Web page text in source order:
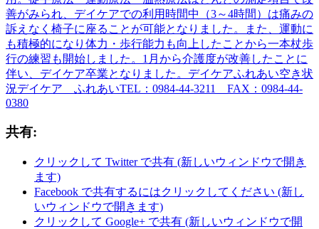
共有:
クリックして Twitter で共有 (新しいウィンドウで開き
ます)
Facebook で共有するにはクリックしてください (新し
いウィンドウで開きます)
クリックして Google+ で共有 (新しいウィンドウで開